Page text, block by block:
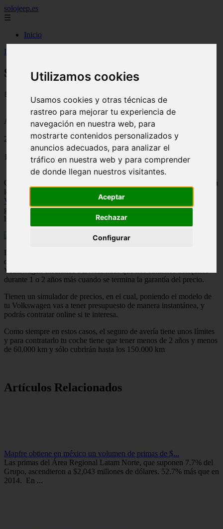
Utilizamos cookies
Usamos cookies y otras técnicas de
rastreo para mejorar tu experiencia de
navegación en nuestra web, para
mostrarte contenidos personalizados y
anuncios adecuados, para analizar el
tráfico en nuestra web y para comprender
de donde llegan nuestros visitantes.
Aceptar
Rechazar
Configurar
solojeep.es
☰
Inicio
Inicio
Seguros de avería para Volkswagen
📅 11/08/2025
Aseguradoras
2012-06-14
1645
Con la crisis los
se están poniendo de moda, y ya
los hay incluso especializados en determinadas marcas, como el
Volkswagen Insurance Servicesseguro que sale para aumentar la
garantía de los Volkswagen durante un año o dos, dependiendo de
lo que elijamos.
La avería mecánica es algo que no cubre ningún
que puede destrozar nuestro presupuesto mensual, por lo que el
Volkswagen Insurance Services hace que nos sintamos tranquilos
durante 1 o 2 años más cuando se termina la garantía del precio.
Tienen un simulador de precios, en el cual, poniendo el modelo de
tu Volkswagen vas a tener presupuesto de manera instantánea, y
podrás contratar online si te interesa.
Como siempre en estos casos, el seguro de avería tiene unos límites
y para contratarlo tu coche tiene que tener menos de 2 años y menos
de 60.000 km y sólo cubrirán hasta los 150.000 km
Artículos Relacionados
Mapfre obtiene en méxico un volumen de primas de $...
Las primas del Área Regional Latam Norte, que suponen 7.7% del
Grupo, ascendieron a $2,043 millones de dólares. 52.7% más que en
2014. En ...